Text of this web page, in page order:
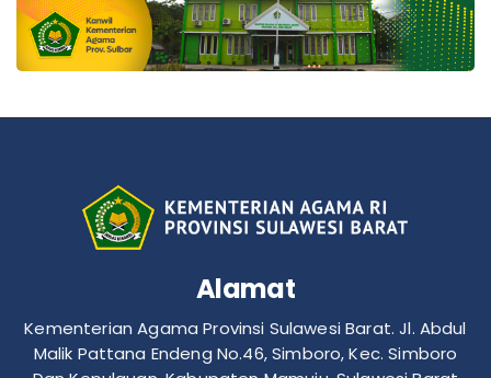
Alamat
Kementerian Agama Provinsi Sulawesi Barat. Jl. Abdul
Malik Pattana Endeng No.46, Simboro, Kec. Simboro